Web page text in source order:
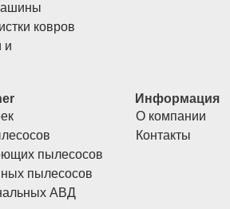
ковров
и
пылесосов
пылесосов
АВД
Информация
О компании
Контакты